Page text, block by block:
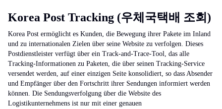
Korea Post Tracking (우체국택배 조회)
Korea Post ermöglicht es Kunden, die Bewegung ihrer Pakete im Inland
und zu internationalen Zielen über seine Website zu verfolgen. Dieses
Postdienstleister verfügt über ein Track-and-Trace-Tool, das alle
Tracking-Informationen zu Paketen, die über seinen Tracking-Service
versendet werden, auf einer einzigen Seite konsolidiert, so dass Absender
und Empfänger über den Fortschritt ihrer Sendungen informiert werden
können. Die Sendungsverfolgung über die Website des
Logistikunternehmens ist nur mit einer genauen